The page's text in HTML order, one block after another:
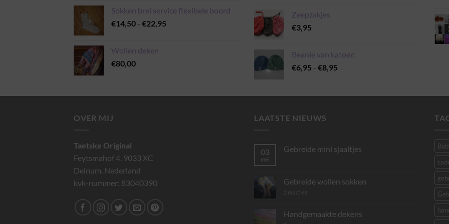
Sokken brei service flexibele boord
€14,50 - €22,95
Wollen deken
€80,00
Zeepzakjes
€3,95
Beanie van katoen
€6,95 - €8,95
€8,95
OVER MIJ
Taetske Original
Feytsmahof 4, 9033 XC
Deinum, Nederland
kvk-nummer: 83040390
LAATSTE NIEUWS
03
mei
Gebreide mini sjaaltjes
Gebreide
mini
sjaaltjes
Gebreide wollen sokken
2 reacties
Handgemaakte dekens